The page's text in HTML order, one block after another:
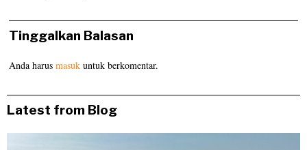
Tinggalkan Balasan
Anda harusmasuk untuk berkomentar.
Latest from Blog